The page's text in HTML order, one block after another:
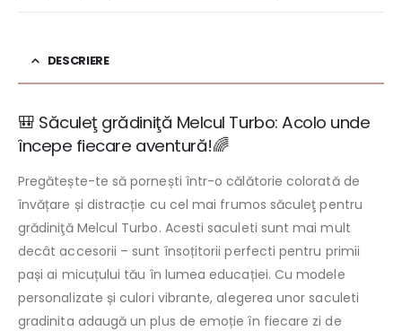
DESCRIERE
🎒 Săculeţ grădiniţă Melcul Turbo: Acolo unde
începe fiecare aventură!🌈
Pregătește-te să pornești într-o călătorie colorată de
învățare și distracție cu cel mai frumos săculeţ pentru
grădiniţă Melcul Turbo. Acesti saculeti sunt mai mult
decât accesorii – sunt însoțitorii perfecti pentru primii
pași ai micuțului tău în lumea educației. Cu modele
personalizate și culori vibrante, alegerea unor saculeti
gradinita adaugă un plus de emoție în fiecare zi de